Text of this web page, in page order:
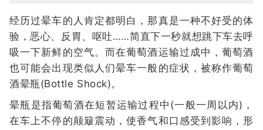
经历过晕车的人肯定都明白，那真是一种不好受的体
验，恶心、反胃、呕吐……简直下一秒就想跳下车去呼
吸一下新鲜的空气。而在葡萄酒运输过成中，葡萄酒
也可能会出现类似人们晕车一般的症状，被称作葡萄
酒晕瓶(Bottle Shock)。
晕瓶是指葡萄酒在短暂运输过程中(一般一周以内)，
在车上不停的颠簸震动，使香气和口感受到影响，形